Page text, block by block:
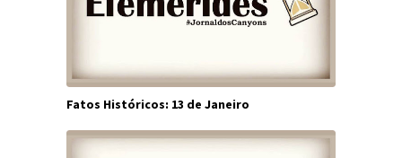
Fatos Históricos: 13 de Janeiro